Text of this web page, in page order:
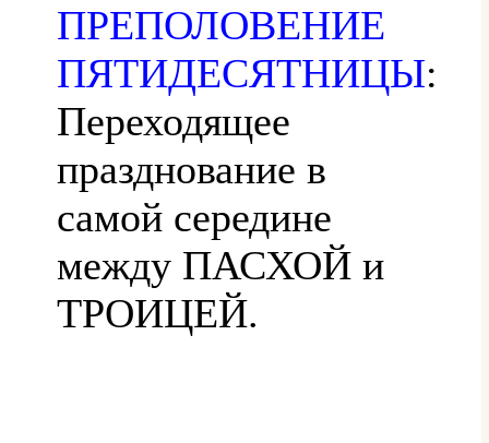
ПРЕПОЛОВЕНИЕ
ПЯТИДЕСЯТНИЦЫ:
Переходящее
празднование в
самой середине
между ПАСХОЙ и
ТРОИЦЕЙ.